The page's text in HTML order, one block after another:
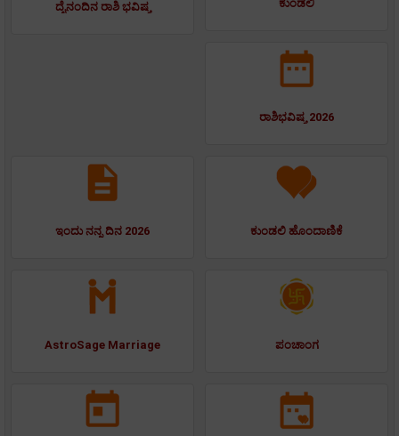
ದೈನಂದಿನ ರಾಶಿ ಭವಿಷ್ಯ ಕುಂಡಲಿ
ರಾಶಿಭವಿಷ್ಯ 2026
ಇಂದು ನನ್ನ ದಿನ 2026 ಕುಂಡಲಿ ಹೊಂದಾಣಿಕೆ
AstroSage Marriage ಪಂಚಾಂಗ